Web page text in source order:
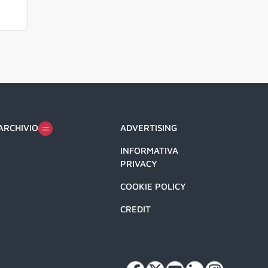
ADVERTISING
INFORMATIVA
PRIVACY
COOKIE POLICY
CREDIT